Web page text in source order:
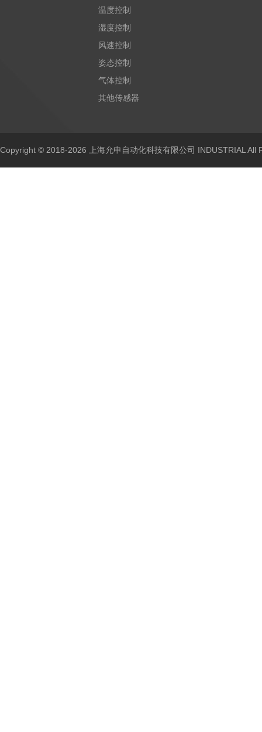
温度控制
湿度控制
风速控制
姿态控制
气体控制
其他传感器
Copyright © 2018-2026 上海允申自动化科技有限公司 INDUSTRIAL